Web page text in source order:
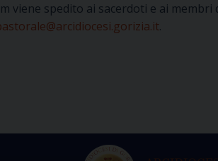
viene spedito ai sacerdoti e ai
.